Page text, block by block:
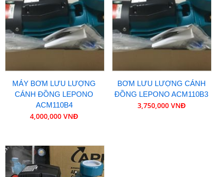
MÁY BƠM LƯU LƯỢNG
CÁNH ĐỒNG LEPONO
ACM110B4
4,000,000 VNĐ
BƠM LƯU LƯỢNG CÁNH
ĐỒNG LEPONO ACM110B3
3,750,000 VNĐ